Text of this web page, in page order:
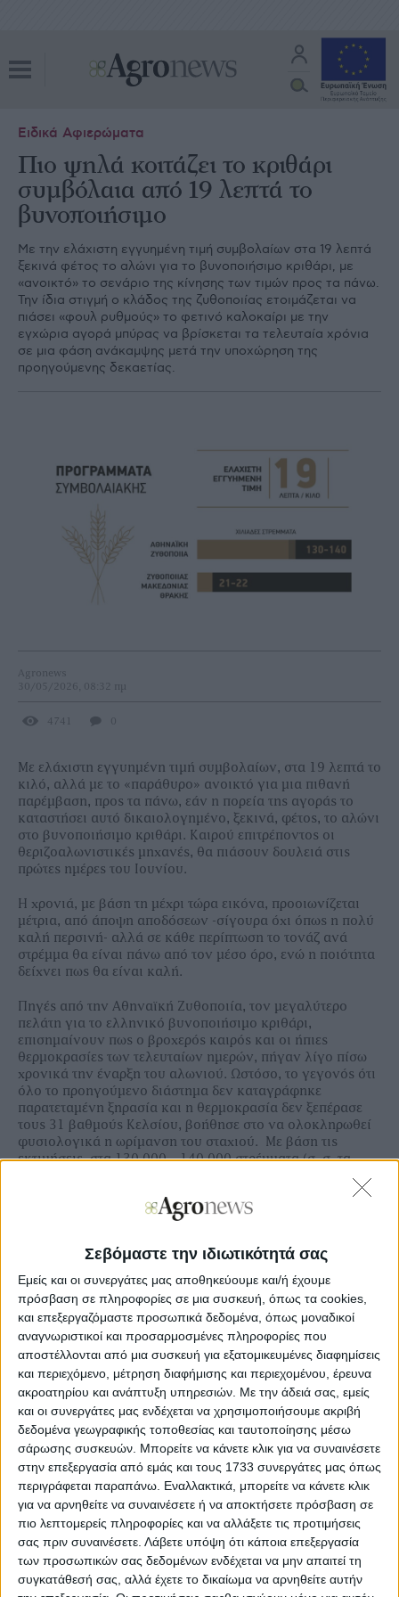
Σεβόμαστε την ιδιωτικότητά σας
Εμείς και οι συνεργάτες μας αποθηκεύουμε και/ή έχουμε
πρόσβαση σε πληροφορίες σε μια συσκευή, όπως τα cookies,
και επεξεργαζόμαστε προσωπικά δεδομένα, όπως μοναδικοί
αναγνωριστικοί και προσαρμοσμένες πληροφορίες που
αποστέλλονται από μια συσκευή για εξατομικευμένες διαφημίσεις
και περιεχόμενο, μέτρηση διαφήμισης και περιεχομένου, έρευνα
ακροατηρίου και ανάπτυξη υπηρεσιών. Με την άδειά σας, εμείς
και οι συνεργάτες μας ενδέχεται να χρησιμοποιήσουμε ακριβή
δεδομένα γεωγραφικής τοποθεσίας και ταυτοποίησης μέσω
σάρωσης συσκευών. Μπορείτε να κάνετε κλικ για να συναινέσετε
στην επεξεργασία από εμάς και τους 1733 συνεργάτες μας όπως
περιγράφεται παραπάνω. Εναλλακτικά, μπορείτε να κάνετε κλικ
για να αρνηθείτε να συναινέσετε ή να αποκτήσετε πρόσβαση σε
πιο λεπτομερείς πληροφορίες και να αλλάξετε τις προτιμήσεις
σας πριν συναινέσετε. Λάβετε υπόψη ότι κάποια επεξεργασία
των προσωπικών σας δεδομένων ενδέχεται να μην απαιτεί τη
συγκατάθεσή σας, αλλά έχετε το δικαίωμα να αρνηθείτε αυτήν
Ειδικά Αφιερώματα
Πιο ψηλά κοιτάζει το κριθάρι
συμβόλαια από 19 λεπτά το
βυνοποιήσιμο
Με την ελάχιστη εγγυημένη τιμή συμβολαίων στα 19 λεπτά
ξεκινά φέτος το αλώνι για το βυνοποιήσιμο κριθάρι, με
«ανοικτό» το σενάριο της κίνησης των τιμών προς τα πάνω.
Την ίδια στιγμή ο κλάδος της ζυθοποιίας ετοιμάζεται να
πιάσει «φουλ ρυθμούς» το φετινό καλοκαίρι με την
εγχώρια αγορά μπύρας να βρίσκεται τα τελευταία χρόνια
σε μια φάση ανάκαμψης μετά την υποχώρηση της
προηγούμενης δεκαετίας.
Agronews
30/05/2026, 08:32 πμ
4741 0
Με ελάχιστη εγγυηµένη τιµή συµβολαίων, στα 19 λεπτά το
κιλό, αλλά µε το «παράθυρο» ανοικτό για µια πιθανή
παρέµβαση, προς τα πάνω, εάν η πορεία της αγοράς το
καταστήσει αυτό δικαιολογηµένο, ξεκινά, φέτος, το αλώνι
στο βυνοποιήσιµο κριθάρι. Καιρού επιτρέποντος οι
θεριζοαλωνιστικές µηχανές, θα πιάσουν δουλειά στις
πρώτες ηµέρες του Ιουνίου.
Η χρονιά, µε βάση τη µέχρι τώρα εικόνα, προοιωνίζεται
µέτρια, από άποψη αποδόσεων -σίγουρα όχι όπως η πολύ
καλή περσινή- αλλά σε κάθε περίπτωση το τονάζ ανά
στρέµµα θα είναι πάνω από τον µέσο όρο, ενώ η ποιότητα
δείχνει πως θα είναι καλή.
Πηγές από την Αθηναϊκή Ζυθοποιία, τον µεγαλύτερο
πελάτη για το ελληνικό βυνοποιήσιµο κριθάρι,
επισηµαίνουν πως ο βροχερός καιρός και οι ήπιες
θερµοκρασίες των τελευταίων ηµερών, πήγαν λίγο πίσω
χρονικά την έναρξη του αλωνιού. Ωστόσο, το γεγονός ότι
όλο το προηγούµενο διάστηµα δεν καταγράφηκε
παρατεταµένη ξηρασία και η θερµοκρασία δεν ξεπέρασε
τους 31 βαθµούς Κελσίου, βοήθησε στο να ολοκληρωθεί
φυσιολογικά η ωρίµανση του σταχιού. Με βάση τις
εκτιµήσεις, στα 130.000 – 140.000 στρέµµατα (σ. σ. τα
10.000 στρέµµατα από αυτά είναι για σποροπαραγωγή),
Ζυθοποιία, µε µια πλειάδα παραγωγών στη Θεσσαλία, τη
Μακεδονία και τη Θράκη, αναµένεται να υπάρξουν
300 και των 600 κιλών ανά στρέµµα. Οι ποικιλίες που
καλλιεργήθηκαν για λογαριασµό της Αθηναϊκής
Ζυθοποιίας είναι οι Fatima και Zana, οι οποίες διάγουν
την τελευταία τους χρονιά, η Fortuna, που παραµένει στην
γκάµα, η πολλά υποσχόµενη Lexy και η Guzele που ήρθε
για να µείνει.
Με 19 λεπτά και 22.000 στρέµµατα η Ζυθοποιία
Μακεδονίας-Θράκης
Μετά τις 10 Ιουνίου, εφόσον το επιτρέψουν οι καιρικές
συνθήκες, είναι το πλάνο να ξεκινήσει το αλώνι και στα
συµβασιοποιηµένα χωράφια µε βυνοποιήσιµο κριθάρι της
Ζυθοποιίας Μακεδονίας Θράκης. Η εταιρεία, µε έδρα στην
Κοµοτηνή, έχει συµβόλαια µε παραγωγούς σε Ανατολική
Μακεδονία και Θράκη, έως το Λαγκαδά και την Επανοµή
Θεσσαλονίκης, καθώς και στη Λήµνο, µε τις συνολικές
καλλιεργούµενες εκτάσεις να κυµαίνονται στα 21.000 –
22.000 στρέµµατα και να αφορούν στις ποικιλίες Olympic
και RGT Asteroit. Σε ό,τι αφορά τις αποδόσεις όπως